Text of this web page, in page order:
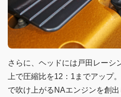
さらに、ヘッドには戸田レーシ
上で圧縮比を12：1までアップ
で吹け上がるNAエンジンを創